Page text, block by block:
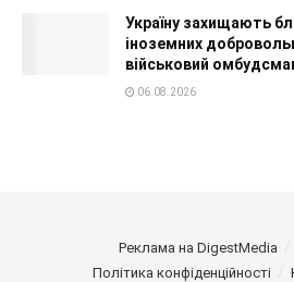
Україну захищають
іноземних
військовий
06.08.2026
Реклама на DigestMedia
Політика конфіденційності